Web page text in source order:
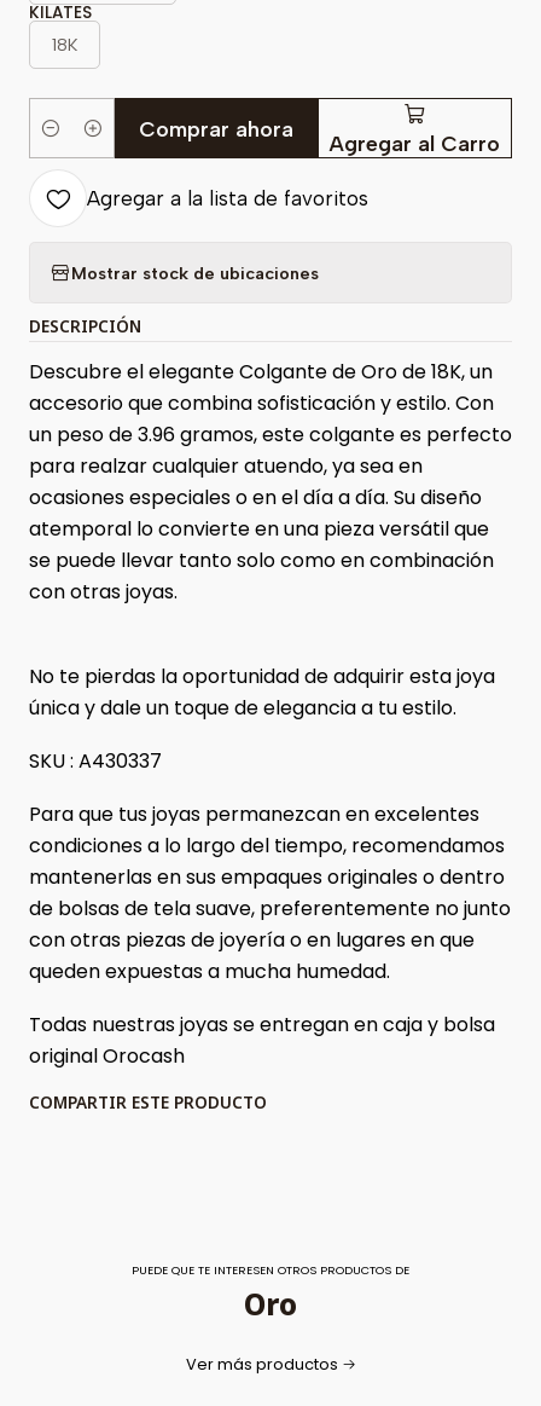
KILATES
18K
Cantidad Agregar al Carro
Comprar ahora
Agregar a la lista de favoritos
Mostrar stock de ubicaciones
DESCRIPCIÓN
Descubre el elegante Colgante de Oro de 18K, un
accesorio que combina sofisticación y estilo. Con
un peso de 3.96 gramos, este colgante es perfecto
para realzar cualquier atuendo, ya sea en
ocasiones especiales o en el día a día. Su diseño
atemporal lo convierte en una pieza versátil que
se puede llevar tanto solo como en combinación
con otras joyas.
No te pierdas la oportunidad de adquirir esta joya
única y dale un toque de elegancia a tu estilo.
SKU : A430337
Para que tus joyas permanezcan en excelentes
condiciones a lo largo del tiempo, recomendamos
mantenerlas en sus empaques originales o dentro
de bolsas de tela suave, preferentemente no junto
con otras piezas de joyería o en lugares en que
queden expuestas a mucha humedad.
Todas nuestras joyas se entregan en caja y bolsa
original Orocash
COMPARTIR ESTE PRODUCTO
PUEDE QUE TE INTERESEN OTROS PRODUCTOS DE
Oro
Ver más productos